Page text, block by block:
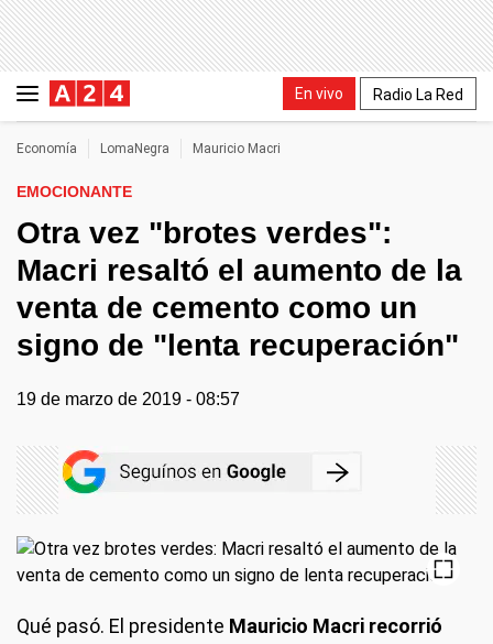
En vivo Radio La Red
Economía LomaNegra Mauricio Macri
EMOCIONANTE
Otra vez "brotes verdes":
Macri resaltó el aumento de la
venta de cemento como un
signo de "lenta recuperación"
19 de marzo de 2019 - 08:57
Qué pasó. El presidente Mauricio Macri recorrió